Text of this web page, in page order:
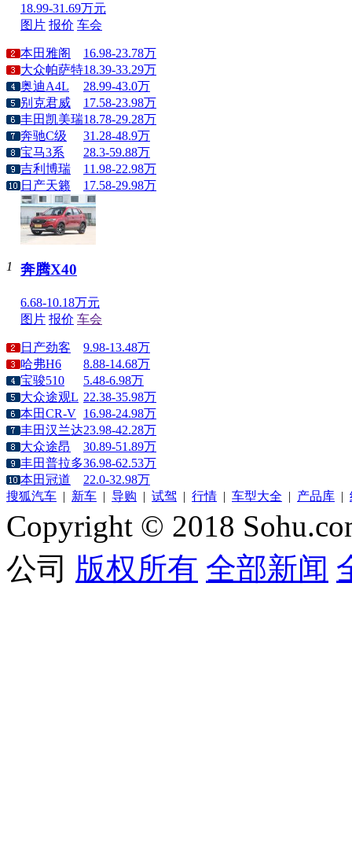
18.99-31.69万元
图片 报价 车会
本田雅阁
16.98-23.78万
大众帕萨特18.39-33.29万
奥迪A4L
28.99-43.0万
别克君威
17.58-23.98万
丰田凯美瑞18.78-29.28万
奔驰C级
31.28-48.9万
宝马3系
28.3-59.88万
吉利博瑞
11.98-22.98万
日产天籁
17.58-29.98万
1 奔腾X40
6.68-10.18万元
图片 报价 车会
日产劲客
9.98-13.48万
哈弗H6
8.88-14.68万
宝骏510
5.48-6.98万
大众途观L 22.38-35.98万
本田CR-V 16.98-24.98万
丰田汉兰达23.98-42.28万
大众途昂
30.89-51.89万
丰田普拉多36.98-62.53万
本田冠道
22.0-32.98万
搜狐汽车 | 新车 | 导购 | 试驾 | 行情 | 车型大全 | 产品库 |
Copyright © 2018
公司 版权所有 全部新闻